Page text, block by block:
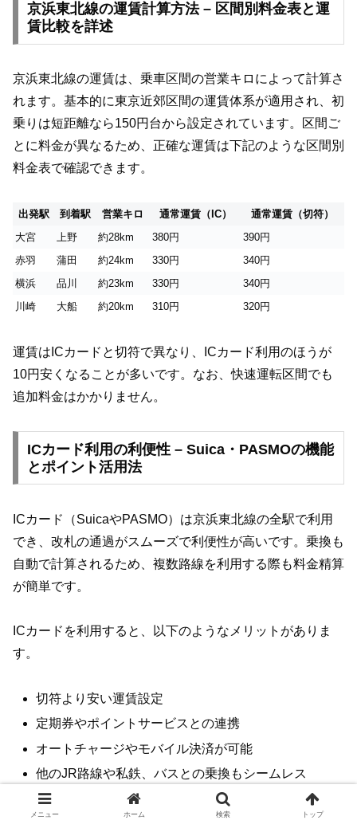
京浜東北線の運賃計算方法 – 区間別料金表と運
賃比較を詳述
京浜東北線の運賃は、乗車区間の営業キロによって計算さ
れます。基本的に東京近郊区間の運賃体系が適用され、初
乗りは短距離なら150円台から設定されています。区間ご
とに料金が異なるため、正確な運賃は下記のような区間別
料金表で確認できます。
出発駅 到着駅 営業キロ 通常運賃（IC）
通常運賃（切符）
大宮
上野 約28km 380円
390円
赤羽
蒲田 約24km 330円
340円
横浜
品川 約23km 330円
340円
川崎
大船 約20km 310円 320円
運賃はICカードと切符で異なり、ICカード利用のほうが
10円安くなることが多いです。なお、快速運転区間でも
追加料金はかかりません。
ICカード利用の利便性 – Suica・PASMOの機能
とポイント活用法
ICカード（SuicaやPASMO）は京浜東北線の全駅で利用
でき、改札の通過がスムーズで利便性が高いです。乗換も
自動で計算されるため、複数路線を利用する際も料金精算
が簡単です。
ICカードを利用すると、以下のようなメリットがありま
す。
切符より安い運賃設定
定期券やポイントサービスとの連携
オートチャージやモバイル決済が可能
他のJR路線や私鉄、バスとの乗換もシームレス
また、SuicaやPASMOにはポイント還元サービスがあ
メニュー ホーム 検索 トップ